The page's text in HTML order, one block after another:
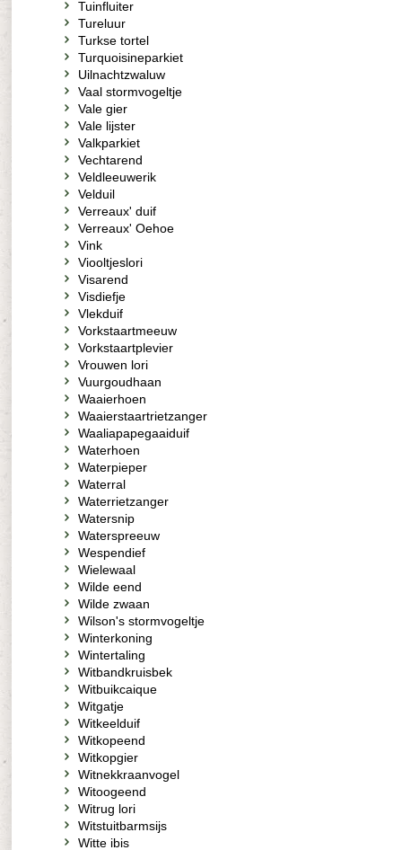
Tuinfluiter
Tureluur
Turkse tortel
Turquoisineparkiet
Uilnachtzwaluw
Vaal stormvogeltje
Vale gier
Vale lijster
Valkparkiet
Vechtarend
Veldleeuwerik
Velduil
Verreaux' duif
Verreaux' Oehoe
Vink
Viooltjeslori
Visarend
Visdiefje
Vlekduif
Vorkstaartmeeuw
Vorkstaartplevier
Vrouwen lori
Vuurgoudhaan
Waaierhoen
Waaierstaartrietzanger
Waaliapapegaaiduif
Waterhoen
Waterpieper
Waterral
Waterrietzanger
Watersnip
Waterspreeuw
Wespendief
Wielewaal
Wilde eend
Wilde zwaan
Wilson's stormvogeltje
Winterkoning
Wintertaling
Witbandkruisbek
Witbuikcaique
Witgatje
Witkeelduif
Witkopeend
Witkopgier
Witnekkraanvogel
Witoogeend
Witrug lori
Witstuitbarmsijs
Witte ibis